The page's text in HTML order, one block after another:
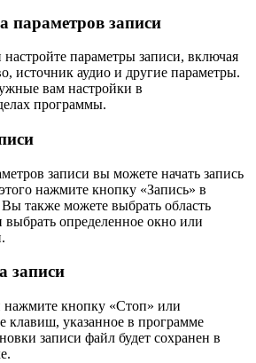
параметров записи
параметры записи, включая
источник аудио и другие параметры.
вам настройки в
программы.
записи вы можете начать запись
нажмите кнопку «Запись» в
также можете выбрать область
выбрать определенное окно или
записи
нажмите кнопку «Стоп» или
клавиш, указанное в программе
записи файл будет сохранен в